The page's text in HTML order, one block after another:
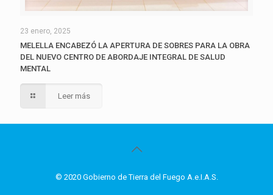
23 enero, 2025
MELELLA ENCABEZÓ LA APERTURA DE SOBRES PARA LA OBRA
DEL NUEVO CENTRO DE ABORDAJE INTEGRAL DE SALUD
MENTAL
Leer más
© 2020 Gobierno de Tierra del Fuego A.e.I.A.S.